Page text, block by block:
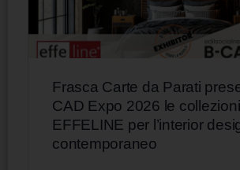
Frasca Carte da Parati
CAD Expo 2026 le collezioni
EFFELINE per l’interior
contemporaneo